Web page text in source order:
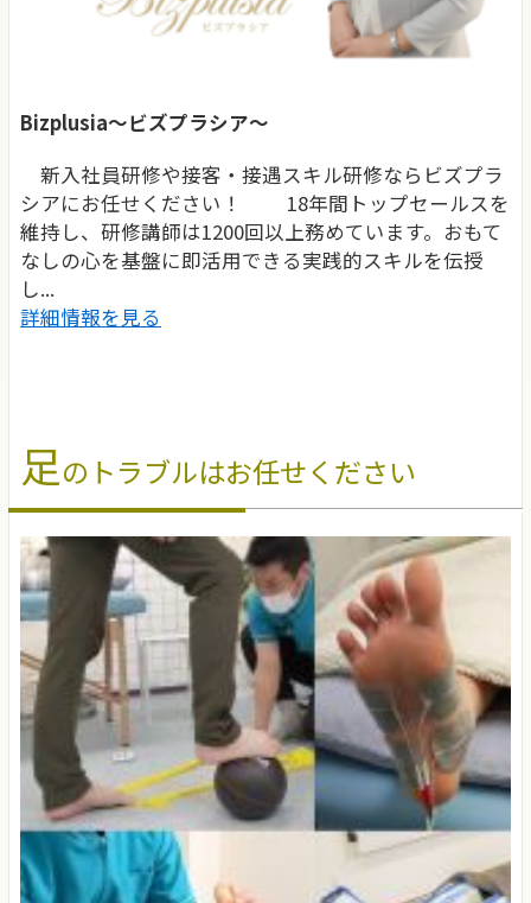
Bizplusia～ビズプラシア～
新入社員研修や接客・接遇スキル研修ならビズプラ
シアにお任せください！ 18年間トップセールスを
維持し、研修講師は1200回以上務めています。おもて
なしの心を基盤に即活用できる実践的スキルを伝授
し...
詳細情報を見る
足のトラブルはお任せください